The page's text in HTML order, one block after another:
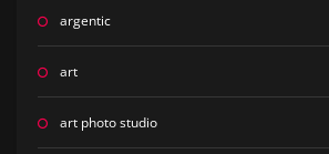
argentic
art
art photo studio